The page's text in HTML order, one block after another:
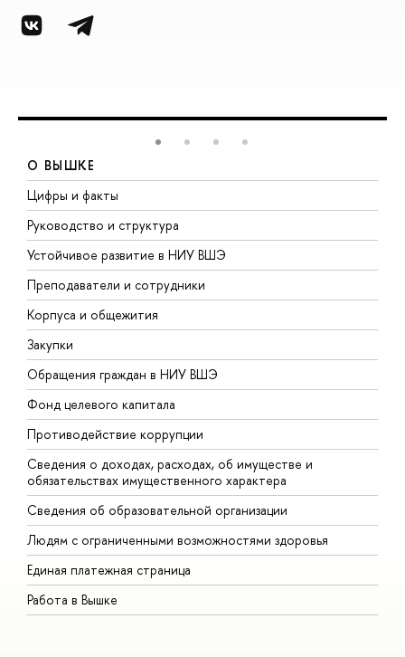
О ВЫШКЕ
Цифры и факты
Руководство и структура
Устойчивое развитие в НИУ ВШЭ
Преподаватели и сотрудники
Корпуса и общежития
Закупки
Обращения граждан в НИУ ВШЭ
Фонд целевого капитала
Противодействие коррупции
Сведения о доходах, расходах, об имуществе и
обязательствах имущественного характера
Сведения об образовательной организации
Людям с ограниченными возможностями здоровья
Единая платежная страница
Работа в Вышке